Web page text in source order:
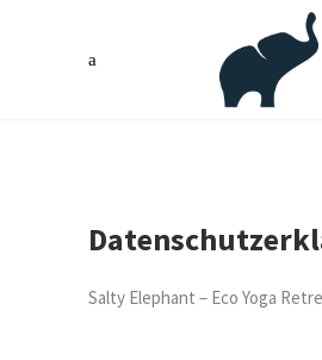
Salty Elephant – Eco Yoga